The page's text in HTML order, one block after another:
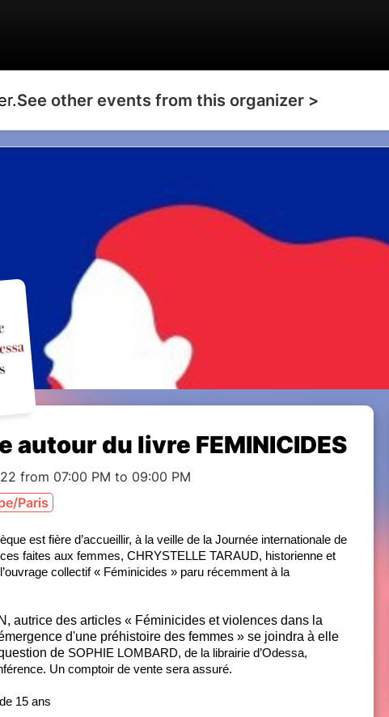
See other events from this organizer >
autour du livre FEMINICIDES
from 07:00 PM to 09:00 PM
Paris
est fière d’accueillir, à la veille de la Journée internationale de
faites aux femmes, CHRYSTELLE TARAUD, historienne et
collectif « Féminicides » paru récemment à la
autrice des articles « Féminicides et violences dans la
d'une préhistoire des femmes » se joindra à elle
de SOPHIE LOMBARD, de la librairie d’Odessa,
Un comptoir de vente sera assuré.
15 ans